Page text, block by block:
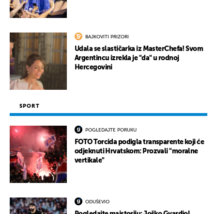
BAJKOVITI PRIZORI
Udala se slastičarka iz MasterChefa! Svom
Argentincu izrekla je "da" u rodnoj
Hercegovini
SPORT
POGLEDAJTE PORUKU
FOTO Torcida podigla transparente koji će
odjeknuti Hrvatskom: Prozvali "moralne
vertikale"
ODUŠEVIO